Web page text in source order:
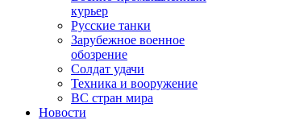
курьер
Русские танки
Зарубежное военное
обозрение
Солдат удачи
Техника и вооружение
ВС стран мира
Новости